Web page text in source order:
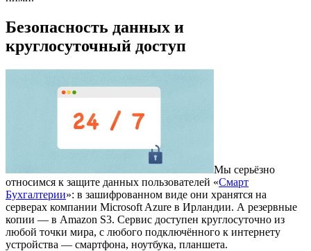
Безопасность данных и
круглосуточный доступ
Мы серьёзно
относимся к защите данных пользователей «Смарт
Бухгалтерии»: в зашифрованном виде они хранятся на
серверах компании Microsoft Azure в Ирландии. А резервные
копии — в Amazon S3. Сервис доступен круглосуточно из
любой точки мира, с любого подключённого к интернету
устройства — смартфона, ноутбука, планшета.